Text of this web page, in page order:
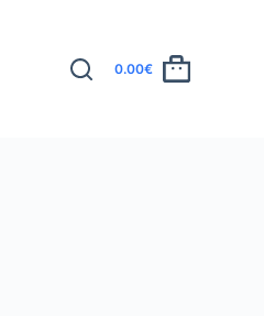
0.00€